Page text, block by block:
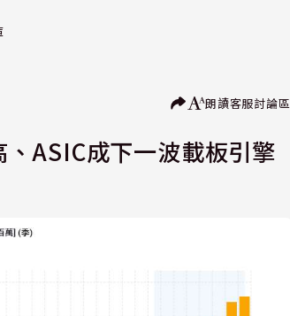
朗讀客服討論區
ASIC成下一波載板引擎